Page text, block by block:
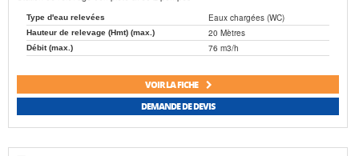
Type d'eau relevées Eaux chargées (WC)
Hauteur de relevage (Hmt) (max.) 20 Mètres
Débit (max.) 76 m3/h
VOIR LA FICHE
DEMANDE DE DEVIS